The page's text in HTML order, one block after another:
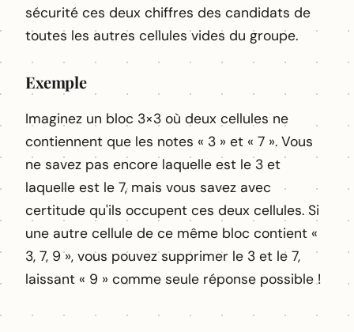
sécurité ces deux chiffres des candidats de
toutes les autres cellules vides du groupe.
Exemple
Imaginez un bloc 3×3 où deux cellules ne
contiennent que les notes « 3 » et « 7 ». Vous
ne savez pas encore laquelle est le 3 et
laquelle est le 7, mais vous savez avec
certitude qu'ils occupent ces deux cellules. Si
une autre cellule de ce même bloc contient «
3, 7, 9 », vous pouvez supprimer le 3 et le 7,
laissant « 9 » comme seule réponse possible !